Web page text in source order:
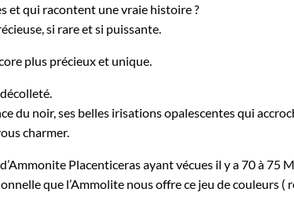
et qui racontent une vraie histoire ?
si rare et si puissante.
plus précieux et unique.
du noir, ses belles irisations opalescentes qui
charmer.
Placenticeras ayant vécues il y a 70 à 75
que l’Ammolite nous offre ce jeu de couleurs (